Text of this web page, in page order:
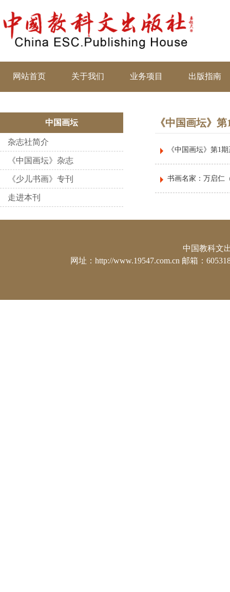
网站首页 关于我们 业务项目 出版指南
中国画坛
杂志社简介
《中国画坛》杂志
《少儿书画》专刊
走进本刊
《中国画坛》第
《中国画坛》第1
书画名家：万启仁
中国教科文
网址：http://www.19547.com.cn 邮箱：